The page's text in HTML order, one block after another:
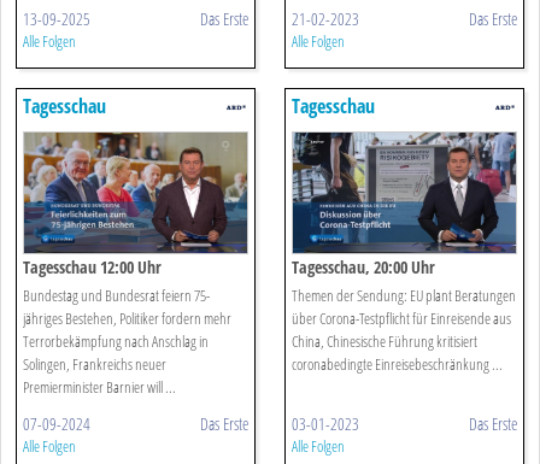
13-09-2025 Das Erste
Alle Folgen
21-02-2023 Das Erste
Alle Folgen
Tagesschau
Tagesschau 12:00 Uhr
Bundestag und Bundesrat feiern 75-
jähriges Bestehen, Politiker fordern mehr
Terrorbekämpfung nach Anschlag in
Solingen, Frankreichs neuer
Premierminister Barnier will ...
07-09-2024 Das Erste
Alle Folgen
Tagesschau
Tagesschau, 20:00 Uhr
Themen der Sendung: EU plant Beratungen
über Corona-Testpflicht für Einreisende aus
China, Chinesische Führung kritisiert
coronabedingte Einreisebeschränkung ...
03-01-2023 Das Erste
Alle Folgen